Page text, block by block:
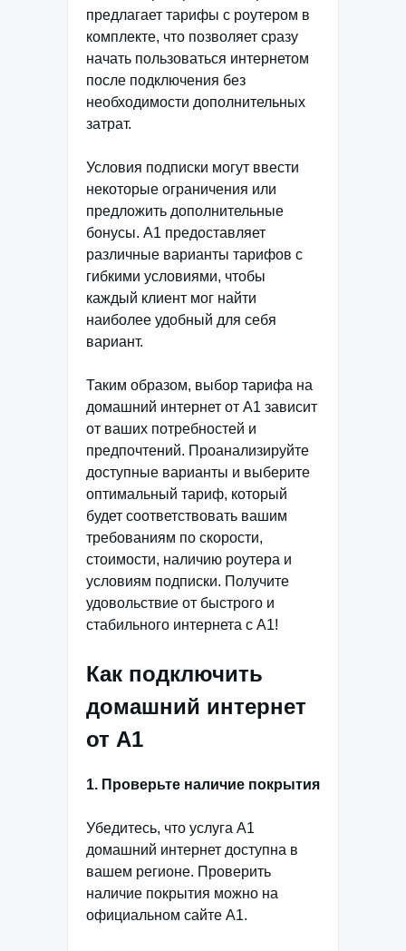
предлагает тарифы с роутером в
комплекте, что позволяет сразу
начать пользоваться интернетом
после подключения без
необходимости дополнительных
затрат.
Условия подписки могут ввести
некоторые ограничения или
предложить дополнительные
бонусы. A1 предоставляет
различные варианты тарифов с
гибкими условиями, чтобы
каждый клиент мог найти
наиболее удобный для себя
вариант.
Таким образом, выбор тарифа на
домашний интернет от А1 зависит
от ваших потребностей и
предпочтений. Проанализируйте
доступные варианты и выберите
оптимальный тариф, который
будет соответствовать вашим
требованиям по скорости,
стоимости, наличию роутера и
условиям подписки. Получите
удовольствие от быстрого и
стабильного интернета с А1!
Как подключить
домашний интернет
от А1
1. Проверьте наличие покрытия
Убедитесь, что услуга А1
домашний интернет доступна в
вашем регионе. Проверить
наличие покрытия можно на
официальном сайте А1.